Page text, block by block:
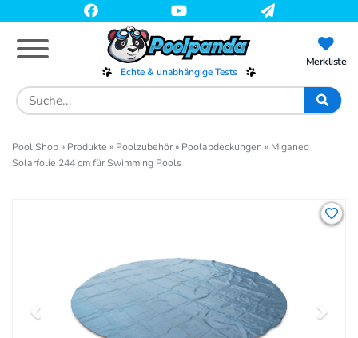
to
main
content
Echte & unabhängige Tests
Search
for:
Merkliste
Pool Shop» Produkte » Poolzubehör» Poolabdeckungen » Miganeo
Solarfolie 244 cm für Swimming Pools